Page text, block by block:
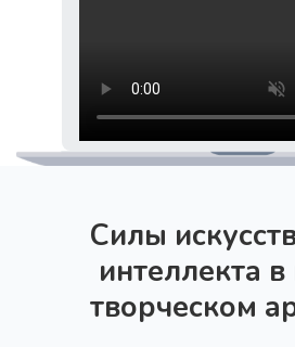
Силы
интеллекта
творческом